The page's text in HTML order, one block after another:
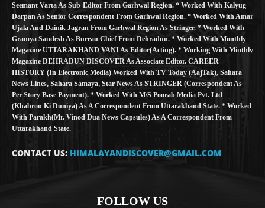
Seemant Varta As Sub-Editor From Garhwal Region. * Worked With Kalyug
Darpan As Senior Correspondent From Garhwal Region. * Worked With Amar
Ujala And Dainik Jagran From Garhwal Region As Stringer. * Worked With
Gramya Sandesh As Bureau Chief From Dehradun. * Worked With Monthly
Magazine UTTARAKHAND VANI As Editor(Acting). * Working With Minthly
Magazine DEHRADUN DISCOVER As Associate Editor. CAREER
HISTORY (in Electronic Media) Worked With TV Today (AajTak), Sahara
News Lines, Sahara Samaya, Star News As STRINGER (Correspondent As
Per Story Base Payment). * Worked With M/S Poorab Media Pvt. Ltd
(Khabron Ki Duniya) As A Correspondent From Uttarakhand State. * Worked
With Parakh(Mr. Vinod Dua News Capsules) As A Correspondent From
Uttarakhand State.
CONTACT US: HIMALAYANDISCOVER@GMAIL.COM
FOLLOW US